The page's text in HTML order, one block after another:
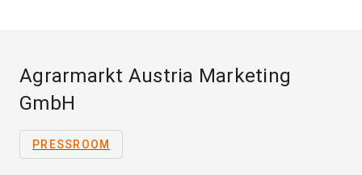
Agrarmarkt Austria Marketing
GmbH
PRESSROOM